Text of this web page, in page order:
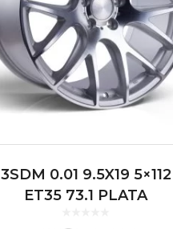
3SDM 0.01 9.5X19 5×112
ET35 73.1 PLATA